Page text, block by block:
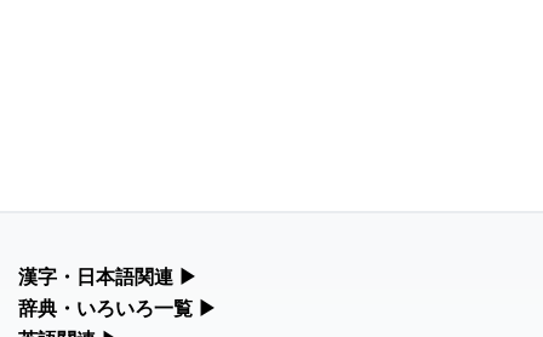
漢字・日本語関連 ▶
漢字の読み方検索、手書き入力、書き順練習など、日本語学習に
辞典・いろいろ一覧 ▶